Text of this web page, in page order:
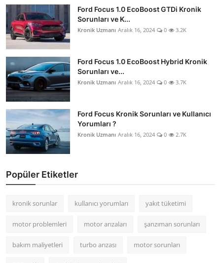
Ford Focus 1.0 EcoBoost GTDi Kronik
Sorunları ve K...
Kronik Uzmanı Aralık 16, 2024 0 3.2K
Ford Focus 1.0 EcoBoost Hybrid Kronik
Sorunları ve...
Kronik Uzmanı Aralık 16, 2024 0 3.7K
Ford Focus Kronik Sorunları ve Kullanıcı
Yorumları ?
Kronik Uzmanı Aralık 16, 2024 0 2.7K
Popüler Etiketler
kronik sorunlar kullanıcı yorumları yakıt tüketimi
motor problemleri motor arızaları şanzıman sorunları
bakım maliyetleri turbo arızası motor sorunları